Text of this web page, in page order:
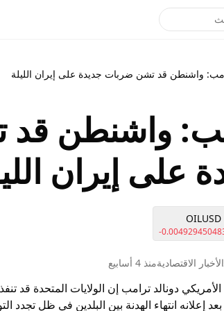
واشنطن قد تشن ضربات جديدة على إيران الليلة
واشنطن
على إيران
OILUSD
-
الأخبار الاقتصاديةمنذ 4 أسابيع
دونالد ترامب إن الولايات المتحدة قد
بعد إعلانه انتهاء الهدنة بين البلدين في ظل تجدد